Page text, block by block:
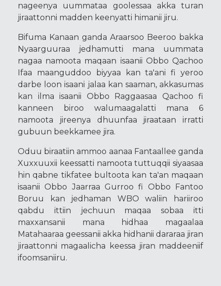
nageenya uummataa goolessaa akka turan
jiraattonni madden keenyatti himanii jiru.
Bifuma Kanaan ganda Araarsoo Beeroo bakka
Nyaarguuraa jedhamutti mana uummata
nagaa namoota maqaan isaanii Obbo Qachoo
Ifaa maanguddoo biyyaa kan ta'ani fi yeroo
darbe loon isaani jalaa kan saaman, akkasumas
kan ilma isaanii Obbo Raggaasaa Qachoo fi
kanneen biroo walumaagalatti mana 6
namoota jireenya dhuunfaa jiraataan irratti
gubuun beekkamee jira.
Oduu biraatiin ammoo aanaa Fantaallee ganda
Xuxxuuxii keessatti namoota tuttuqqii siyaasaa
hin qabne tikfatee bultoota kan ta'an maqaan
isaanii Obbo Jaarraa Gurroo fi Obbo Fantoo
Boruu kan jedhaman WBO waliin hariiroo
qabdu ittiin jechuun maqaa sobaa itti
maxxansanii mana hidhaa magaalaa
Matahaaraa geessanii akka hidhanii dararaa jiran
jiraattonni magaalicha keessa jiran maddeeniif
ifoomsaniiru.